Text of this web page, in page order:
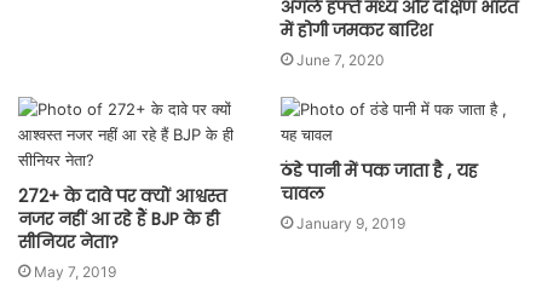
अगले हफ्ते मध्य और दक्षिण भारत
में होगी जमकर बारिश
June 7, 2020
272+ के दावे पर क्यों आश्वस्त
नजर नहीं आ रहे हैं BJP के ही
सीनियर नेता?
May 7, 2019
ठंडे पानी में पक जाता है , यह
चावल
January 9, 2019